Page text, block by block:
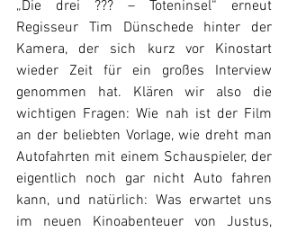
„Die drei ??? – Toteninsel“ erneut
Regisseur Tim Dünschede hinter der
Kamera, der sich kurz vor Kinostart
wieder Zeit für ein großes Interview
genommen hat. Klären wir also die
wichtigen Fragen: Wie nah ist der Film
an der beliebten Vorlage, wie dreht man
Autofahrten mit einem Schauspieler, der
eigentlich noch gar nicht Auto fahren
kann, und natürlich: Was erwartet uns
im neuen Kinoabenteuer von Justus,